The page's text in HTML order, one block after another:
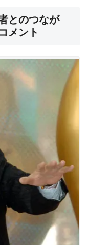
とのつなが
メント